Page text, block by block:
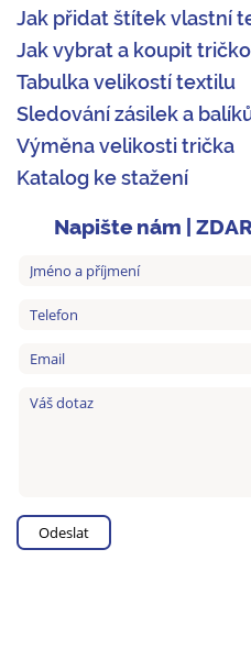
Jak přidat štítek vlastní
Jak vybrat a koupit
Tabulka velikostí textilu
Sledování zásilek a
Výměna velikosti trička
Katalog ke stažení
Napište nám |